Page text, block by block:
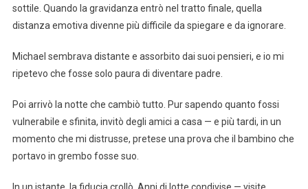
sottile. Quando la gravidanza entrò nel tratto finale, quella
distanza emotiva divenne più difficile da spiegare e da ignorare.
Michael sembrava distante e assorbito dai suoi pensieri, e io mi
ripetevo che fosse solo paura di diventare padre.
Poi arrivò la notte che cambiò tutto. Pur sapendo quanto fossi
vulnerabile e sfinita, invitò degli amici a casa — e più tardi, in un
momento che mi distrusse, pretese una prova che il bambino che
portavo in grembo fosse suo.
In un istante, la fiducia crollò. Anni di lotte condivise — visite